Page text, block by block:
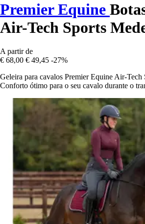
Premier Equine
Air-Tech Sports
A partir de
€ 68,00 € 49,45 -27%
Geleira para cavalos Premier Equine Air-
Conforto ótimo para o seu cavalo durante o